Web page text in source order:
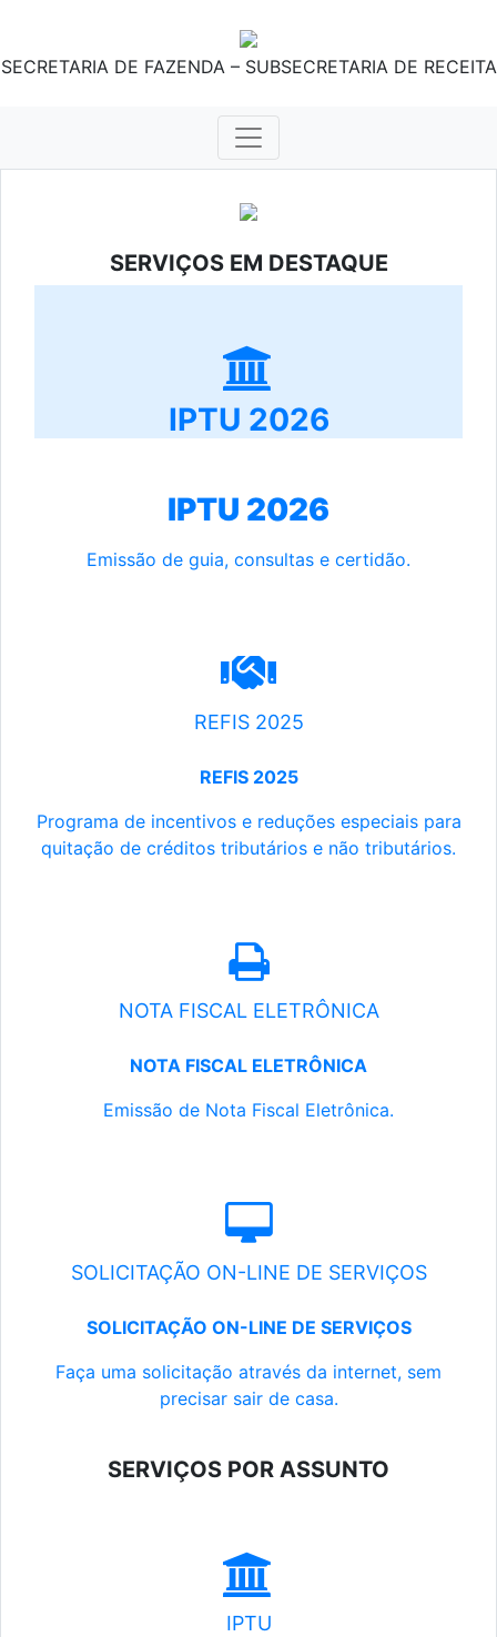
SECRETARIA DE FAZENDA – SUBSECRETARIA DE RECEITA
SERVIÇOS EM DESTAQUE
IPTU 2026
IPTU 2026
Emissão de guia, consultas e certidão.
REFIS 2025
REFIS 2025
Programa de incentivos e reduções especiais para
quitação de créditos tributários e não tributários.
NOTA FISCAL ELETRÔNICA
NOTA FISCAL ELETRÔNICA
Emissão de Nota Fiscal Eletrônica.
SOLICITAÇÃO ON-LINE DE SERVIÇOS
SOLICITAÇÃO ON-LINE DE SERVIÇOS
Faça uma solicitação através da internet, sem
precisar sair de casa.
SERVIÇOS POR ASSUNTO
IPTU